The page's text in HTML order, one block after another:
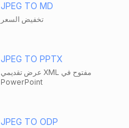
JPEG TO MD
تخفيض السعر
JPEG TO PPTX
عرض تقديمي XML مفتوح في
PowerPoint
JPEG TO ODP